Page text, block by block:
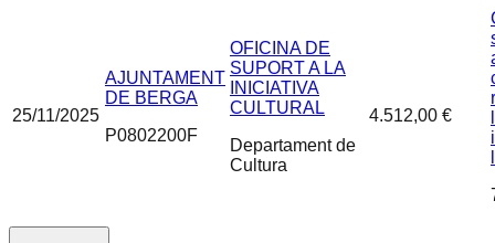
25/11/2025
AJUNTAMENT
DE BERGA
P0802200F
OFICINA DE
SUPORT A LA
INICIATIVA
CULTURAL
Departament de
Cultura
4.512,00 €